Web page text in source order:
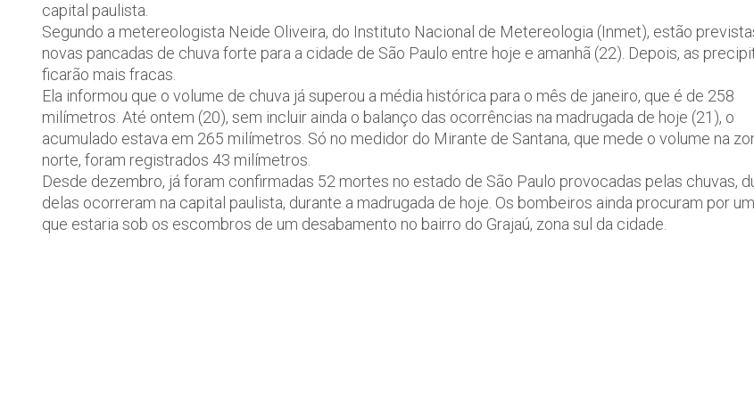
capital paulista.
Segundo a metereologista Neide Oliveira, do Instituto Nacional de Metereologia (Inmet), estão
novas pancadas de chuva forte para a cidade de São Paulo entre hoje e amanhã (22). Depois, as
ficarão mais fracas.
Ela informou que o volume de chuva já superou a média histórica para o mês de janeiro, que é de 258
milímetros. Até ontem (20), sem incluir ainda o balanço das ocorrências na madrugada de hoje (21), o
acumulado estava em 265 milímetros. Só no medidor do Mirante de Santana, que mede o volume na
norte, foram registrados 43 milímetros.
Desde dezembro, já foram confirmadas 52 mortes no estado de São Paulo provocadas pelas chuvas,
delas ocorreram na capital paulista, durante a madrugada de hoje. Os bombeiros ainda procuram por
que estaria sob os escombros de um desabamento no bairro do Grajaú, zona sul da cidade.